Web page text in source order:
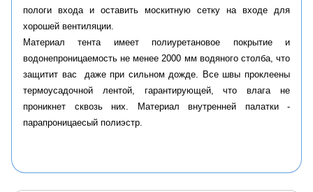
пологи входа и оставить москитную сетку на входе для
хорошей вентиляции.
Материал тента имеет полиуретановое покрытие и
водонепроницаемость не менее 2000 мм водяного столба, что
защитит вас даже при сильном дожде. Все швы проклеены
термоусадочной лентой, гарантирующей, что влага не
проникнет сквозь них. Материал внутренней палатки -
парапроницаесый полиэстр.